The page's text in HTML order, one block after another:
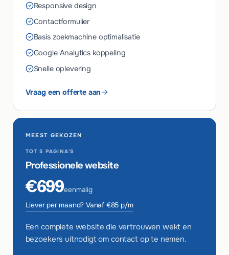
Responsive design
Contactformulier
Basis zoekmachine optimalisatie
Google Analytics koppeling
Snelle oplevering
Vraag een offerte aan
MEEST GEKOZEN
TOT 5 PAGINA'S
Professionele website
€699eenmalig
Liever per maand? Vanaf €85 p/m
Een complete website die vertrouwen wekt en
bezoekers uitnodigt om contact op te nemen.